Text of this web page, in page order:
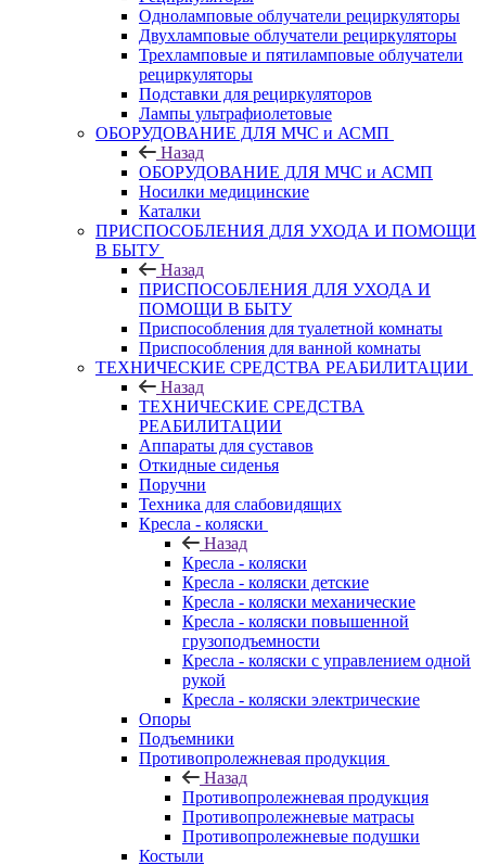
Одноламповые облучатели рециркуляторы
Двухламповые облучатели рециркуляторы
Трехламповые и пятиламповые облучатели
рециркуляторы
Подставки для рециркуляторов
Лампы ультрафиолетовые
ОБОРУДОВАНИЕ ДЛЯ МЧС и АСМП
Назад
ОБОРУДОВАНИЕ ДЛЯ МЧС и АСМП
Носилки медицинские
Каталки
ПРИСПОСОБЛЕНИЯ ДЛЯ УХОДА И ПОМОЩИ
В БЫТУ
Назад
ПРИСПОСОБЛЕНИЯ ДЛЯ УХОДА И
ПОМОЩИ В БЫТУ
Приспособления для туалетной комнаты
Приспособления для ванной комнаты
ТЕХНИЧЕСКИЕ СРЕДСТВА РЕАБИЛИТАЦИИ
Назад
ТЕХНИЧЕСКИЕ СРЕДСТВА
РЕАБИЛИТАЦИИ
Аппараты для суставов
Откидные сиденья
Поручни
Техника для слабовидящих
Кресла - коляски
Назад
Кресла - коляски
Кресла - коляски детские
Кресла - коляски механические
Кресла - коляски повышенной
грузоподъемности
Кресла - коляски с управлением одной
рукой
Кресла - коляски электрические
Опоры
Подъемники
Противопролежневая продукция
Назад
Противопролежневая продукция
Противопролежневые матрасы
Противопролежневые подушки
Костыли